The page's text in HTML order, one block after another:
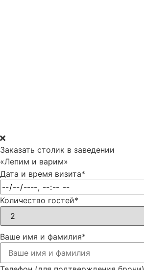
Заказать столик в заведении
«Лепим и варим»
Дата и время визита*
Количество гостей*
Ваше имя и фамилия*